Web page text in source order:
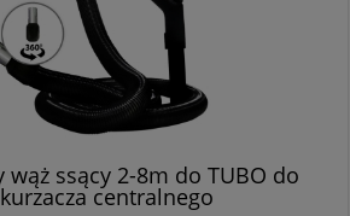
wąż ssący 2-8m do TUBO do
centralnego